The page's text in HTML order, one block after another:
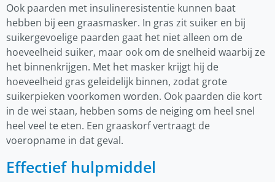
Ook paarden met insulineresistentie kunnen baat
hebben bij een graasmasker. In gras zit suiker en bij
suikergevoelige paarden gaat het niet alleen om de
hoeveelheid suiker, maar ook om de snelheid waarbij ze
het binnenkrijgen. Met het masker krijgt hij de
hoeveelheid gras geleidelijk binnen, zodat grote
suikerpieken voorkomen worden. Ook paarden die kort
in de wei staan, hebben soms de neiging om heel snel
heel veel te eten. Een graaskorf vertraagt de
voeropname in dat geval.
Effectief hulpmiddel